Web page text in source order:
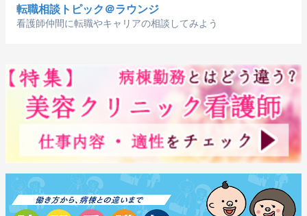
転職相談トピック＠ラウンジ
看護師仲間に転職やキャリアの相談してみよう